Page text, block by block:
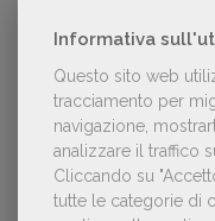
Informativa
Questo sito web
tracciamento per
navigazione,
analizzare il traffico
Cliccando su
tutte le categorie di
Lavoro:
editoria